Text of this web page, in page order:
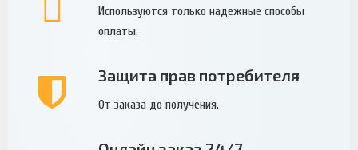
Используются только надежные способы
оплаты.
Защита прав потребителя
От заказа до получения.